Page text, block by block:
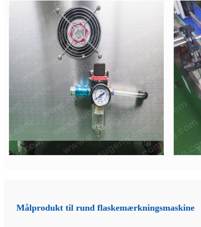
Målprodukt til rund flaskemærkningsmaskine